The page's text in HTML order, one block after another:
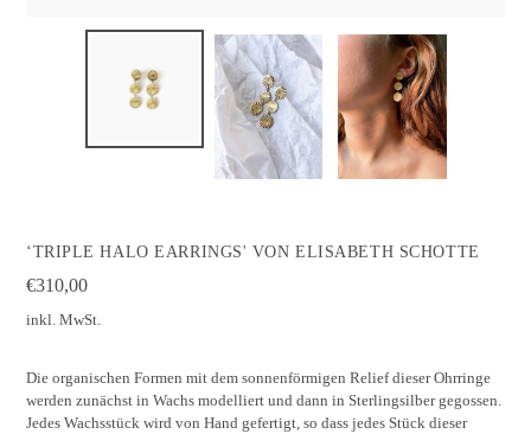
‘TRIPLE HALO EARRINGS' VON ELISABETH SCHOTTE
Normaler
Preis
€310,00
inkl. MwSt.
Die organischen Formen mit dem sonnenförmigen Relief dieser Ohrringe
werden zunächst in Wachs modelliert und dann in Sterlingsilber gegossen.
Jedes Wachsstück wird von Hand gefertigt, so dass jedes Stück dieser